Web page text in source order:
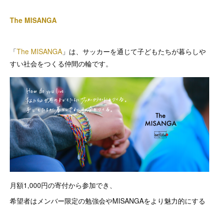
The MISANGA
「The MISANGA 」は、サッカーを通じて子どもたちが暮らしや
すい社会をつくる仲間の輪です。
月額1,000円の寄付から参加でき、
希望者はメンバー限定の勉強会やMISANGAをより魅力的にする